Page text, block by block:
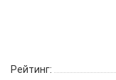
Рейтинг: